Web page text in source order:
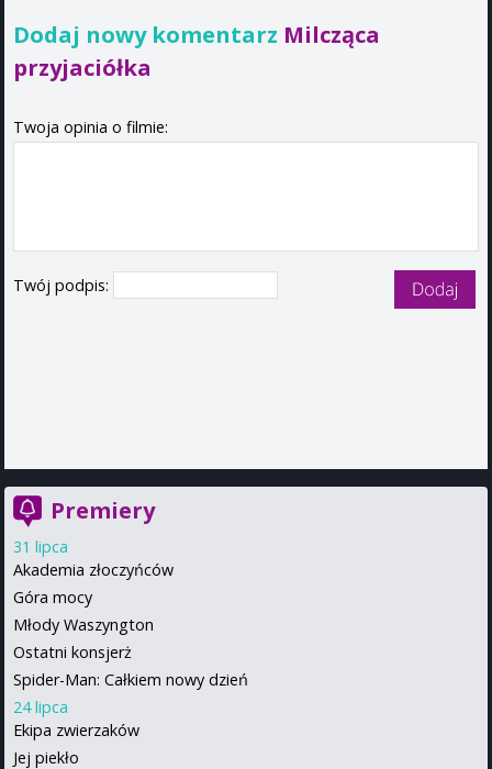
Dodaj nowy komentarz Milcząca
przyjaciółka
Twoja opinia o filmie:
Twój podpis:
Premiery
31 lipca
Akademia złoczyńców
Góra mocy
Młody Waszyngton
Ostatni konsjerż
Spider-Man: Całkiem nowy dzień
24 lipca
Ekipa zwierzaków
Jej piekło